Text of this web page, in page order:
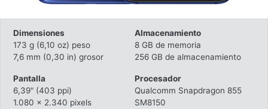
Dimensiones
173 g (6,10 oz) peso
7,6 mm (0,30 in) grosor
Pantalla
6,39" (403 ppi)
1.080 x 2.340 pixels
Almacenamiento
8 GB de memoria
256 GB de almacenamiento
Procesador
Qualcomm Snapdragon 855
SM8150